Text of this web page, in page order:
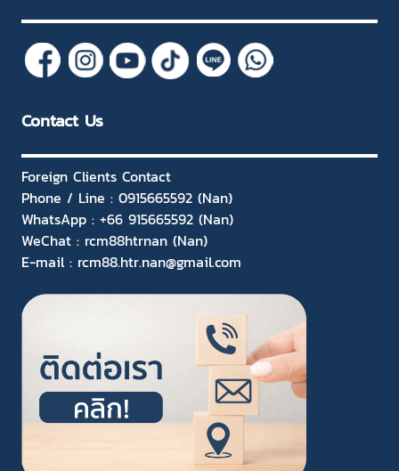
Contact Us
Foreign Clients Contact
Phone / Line : 0915665592 (Nan)
WhatsApp : +66 915665592 (Nan)
WeChat : rcm88htrnan (Nan)
E-mail : rcm88.htr.nan@gmail.com